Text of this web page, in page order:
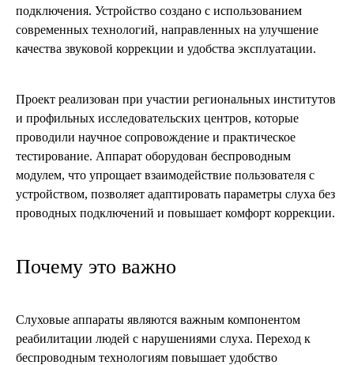
подключения. Устройство создано с использованием
современных технологий, направленных на улучшение
качества звуковой коррекции и удобства эксплуатации.
Проект реализован при участии региональных институтов
и профильных исследовательских центров, которые
проводили научное сопровождение и практическое
тестирование. Аппарат оборудован беспроводным
модулем, что упрощает взаимодействие пользователя с
устройством, позволяет адаптировать параметры слуха без
проводных подключений и повышает комфорт коррекции.
Почему это важно
Слуховые аппараты являются важным компонентом
реабилитации людей с нарушениями слуха. Переход к
беспроводным технологиям повышает удобство